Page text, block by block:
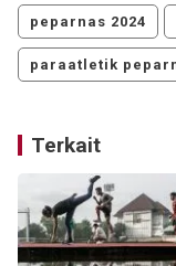
peparnas 2024
paraatletik
Terkait